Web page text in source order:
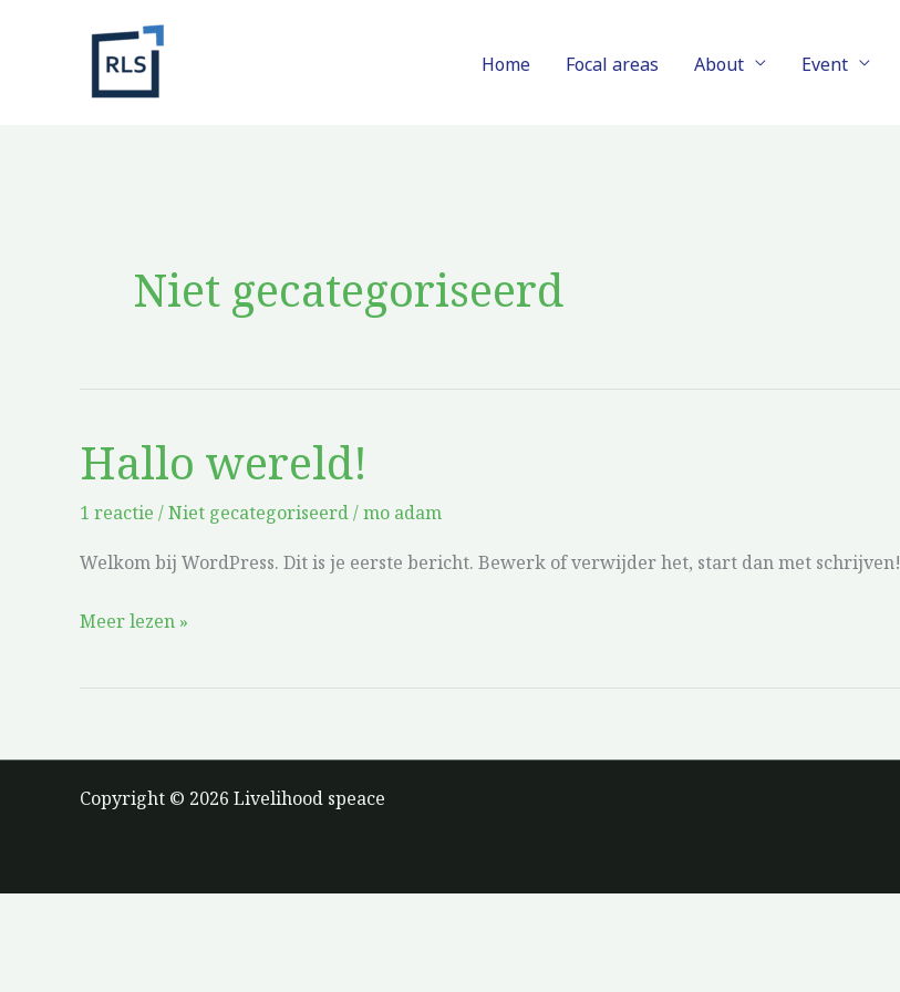
Home Focal areas About Event
Niet gecategoriseerd
Hallo wereld!
1 reactie /Niet gecategoriseerd/mo adam
Welkom bij WordPress. Dit is je eerste bericht. Bewerk of verwijder het, start dan met schrijven!
Hallo
wereld!
Meer lezen »
Copyright © 2026 Livelihood speace